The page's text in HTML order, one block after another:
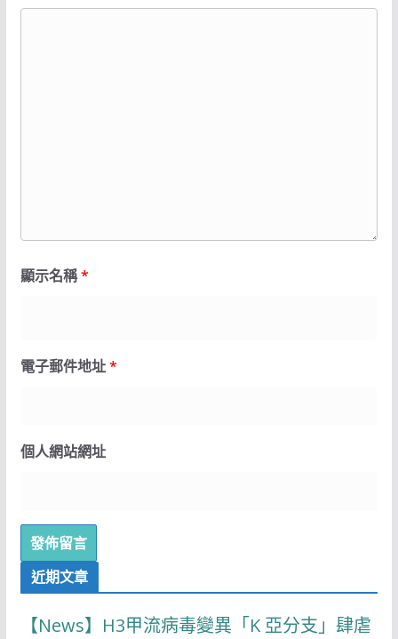
顯示名稱*
電子郵件地址*
個人網站網址
近期文章
【News】H3甲流病毒變異「K 亞分支」肆虐